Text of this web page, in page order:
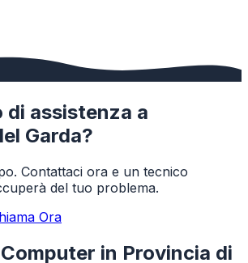
di assistenza a
Garda?
Contattaci ora e un tecnico
del tuo problema.
Ora
in Provincia di